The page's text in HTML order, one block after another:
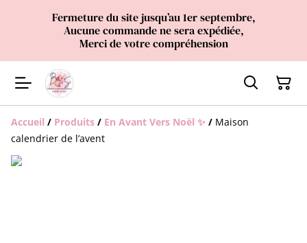
Fermeture du site jusqu’au 1er septembre,
Aucune commande ne sera expédiée,
Merci de votre compréhension
Accueil / Produits / En Avant Vers Noël ✨ / Maison
calendrier de l’avent